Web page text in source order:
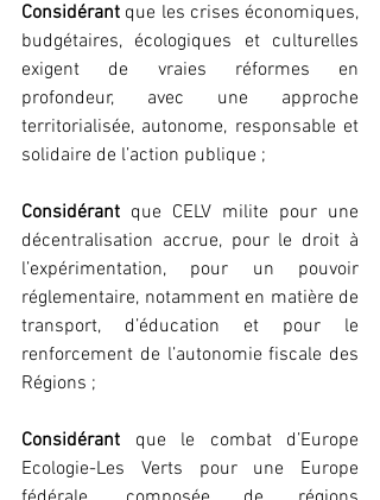
Considérant que les crises économiques,
budgétaires, écologiques et culturelles
exigent de vraies réformes en
profondeur, avec une approche
territorialisée, autonome, responsable et
solidaire de l’action publique ;
Considérant que CELV milite pour une
décentralisation accrue, pour le droit à
l’expérimentation, pour un pouvoir
réglementaire, notamment en matière de
transport, d’éducation et pour le
renforcement de l’autonomie fiscale des
Régions ;
Considérant que le combat d’Europe
Ecologie-Les Verts pour une Europe